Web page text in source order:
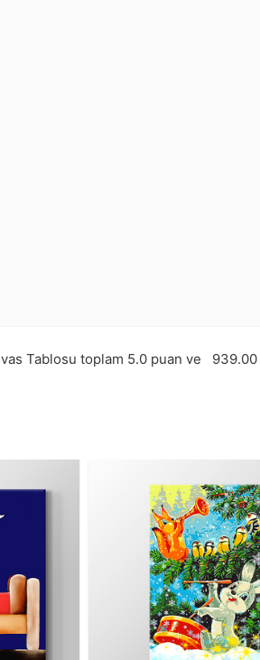
Tablosu toplam 5.0 puan ve 939.00